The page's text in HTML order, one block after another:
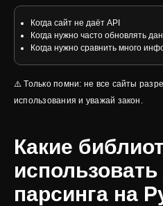
Когда сайт не даёт API
Когда нужно часто обновлять
Когда нужно сравнить много
⚠️ Только помни: не все сайты
использования и уважай закон.
Какие
парсинга на